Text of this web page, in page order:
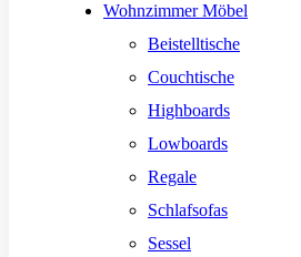
Wohnzimmer Möbel
Beistelltische
Couchtische
Highboards
Lowboards
Regale
Schlafsofas
Sessel